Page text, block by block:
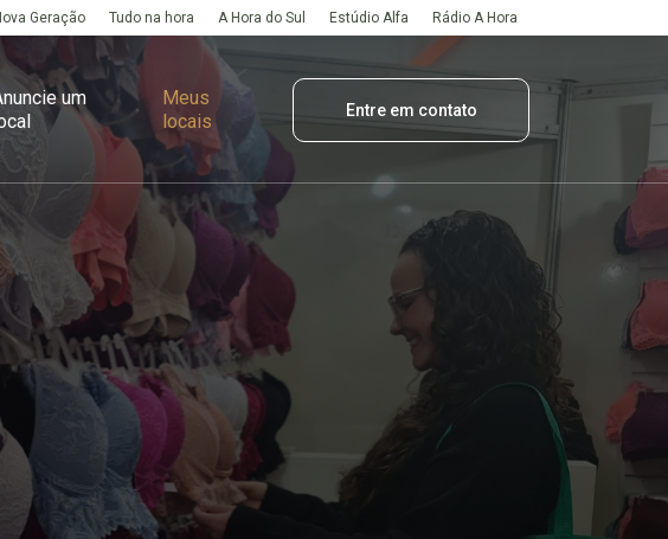
Geração Tudo na hora A Hora do Sul Estúdio Alfa Rádio A Hora
um
Meus
locais
Entre em contato